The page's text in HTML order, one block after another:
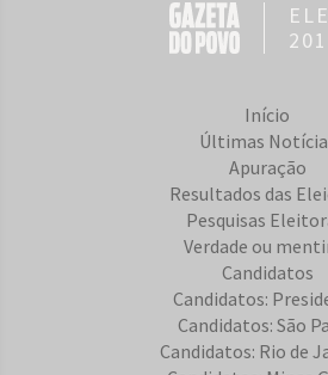
Início
Últimas
Apuração
Resultados das
Pesquisas
Verdade ou
Candidatos
Candidatos:
Candidatos: São
Candidatos: Rio de